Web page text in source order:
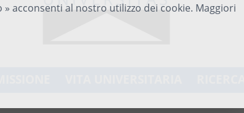
acconsenti al nostro utilizzo dei cookie. Maggiori